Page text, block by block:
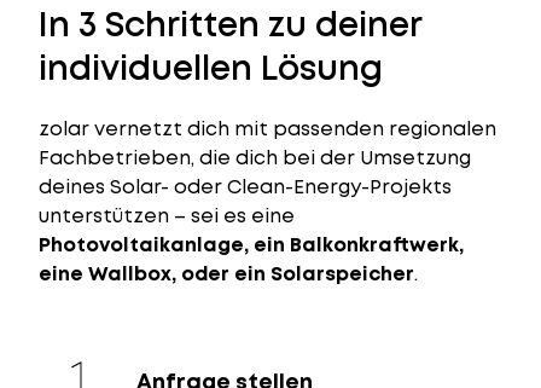
In 3 Schritten zu deiner
individuellen Lösung
zolar vernetzt dich mit passenden regionalen
Fachbetrieben, die dich bei der Umsetzung
deines Solar- oder Clean-Energy-Projekts
unterstützen – sei es eine
Photovoltaikanlage, ein Balkonkraftwerk,
eine Wallbox, oder ein Solarspeicher.
Anfrage stellen